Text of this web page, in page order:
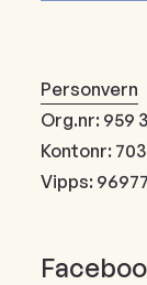
Personvern
Org.nr: 959
Kontonr:
Vipps: 96977